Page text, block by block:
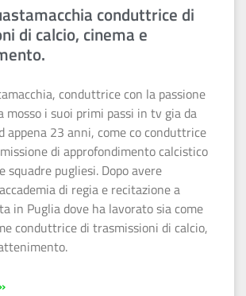
conduttrice di
di calcio, cinema e
conduttrice con la passione
mosso i suoi primi passi in tv gia da
appena 23 anni, come co conduttrice
di approfondimento calcistico
squadre pugliesi. Dopo avere
di regia e recitazione a
in Puglia dove ha lavorato sia come
conduttrice di trasmissioni di calcio,